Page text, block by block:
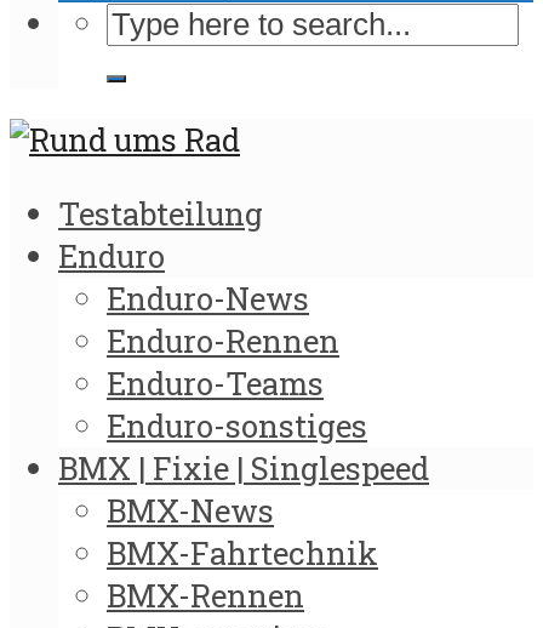
Testabteilung
Enduro
Enduro-News
Enduro-Rennen
Enduro-Teams
Enduro-sonstiges
BMX | Fixie | Singlespeed
BMX-News
BMX-Fahrtechnik
BMX-Rennen